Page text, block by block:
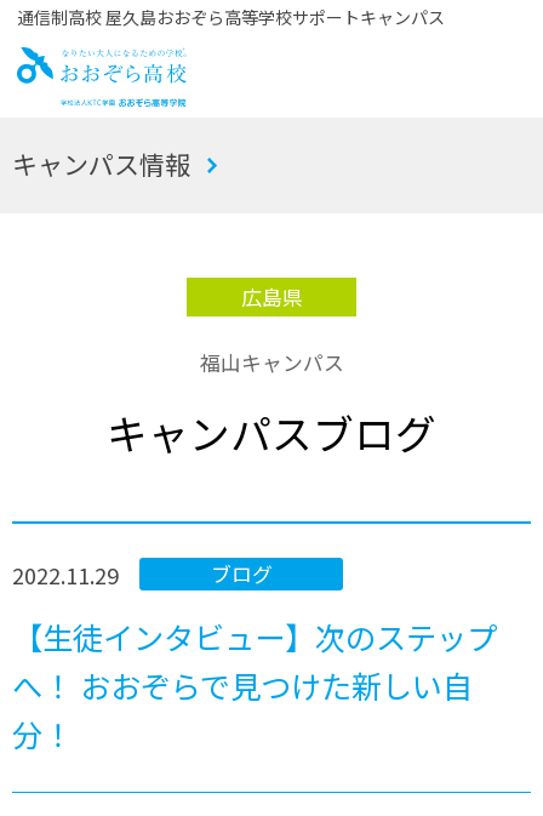
通信制高校 屋久島おおぞら高等学校サポートキャンパス
お
キャンパス情報
広島県
福山キャンパス
キャンパスブログ
ブログ
2022.11.29
【生徒インタビュー】次のステップ
へ！ おおぞらで見つけた新しい自
分！